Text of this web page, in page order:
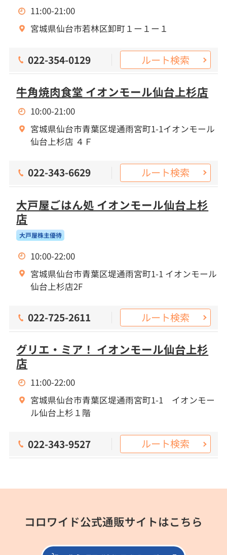
11:00-21:00
宮城県仙台市若林区卸町１ー１ー１
022-354-0129 ルート検索
牛角焼肉食堂 イオンモール仙台上杉店
10:00-21:00
宮城県仙台市青葉区堤通雨宮町1-1イオンモール
仙台上杉店 ４Ｆ
022-343-6629 ルート検索
大戸屋ごはん処 イオンモール仙台上杉
店
大戸屋株主優待
10:00-22:00
宮城県仙台市青葉区堤通雨宮町1-1 イオンモール
仙台上杉店2F
022-725-2611 ルート検索
グリエ・ミア！ イオンモール仙台上杉
店
11:00-22:00
宮城県仙台市青葉区堤通雨宮町1-1 イオンモー
ル仙台上杉１階
022-343-9527 ルート検索
コロワイド公式通販サイトはこちら